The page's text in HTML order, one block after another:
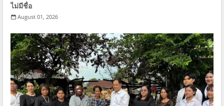
ไม่มีชื่อ
August 01, 2026